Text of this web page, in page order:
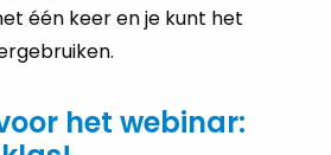
één keer en je kunt het
het webinar: